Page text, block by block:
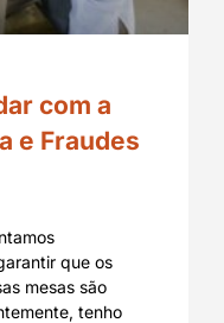
com a
e Fraudes
que os
mesas são
tenho